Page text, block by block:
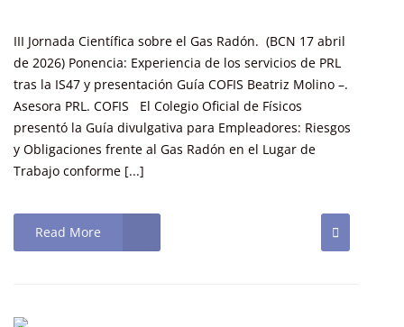
III Jornada Científica sobre el Gas Radón. (BCN 17 abril
de 2026) Ponencia: Experiencia de los servicios de PRL
tras la IS47 y presentación Guía COFIS Beatriz Molino –.
Asesora PRL. COFIS El Colegio Oficial de Físicos
presentó la Guía divulgativa para Empleadores: Riesgos
y Obligaciones frente al Gas Radón en el Lugar de
Trabajo conforme [...]
Read More